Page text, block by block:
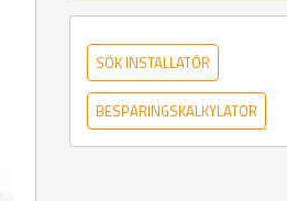
SÖK INSTALLATÖR
BESPARINGSKALKYLATOR